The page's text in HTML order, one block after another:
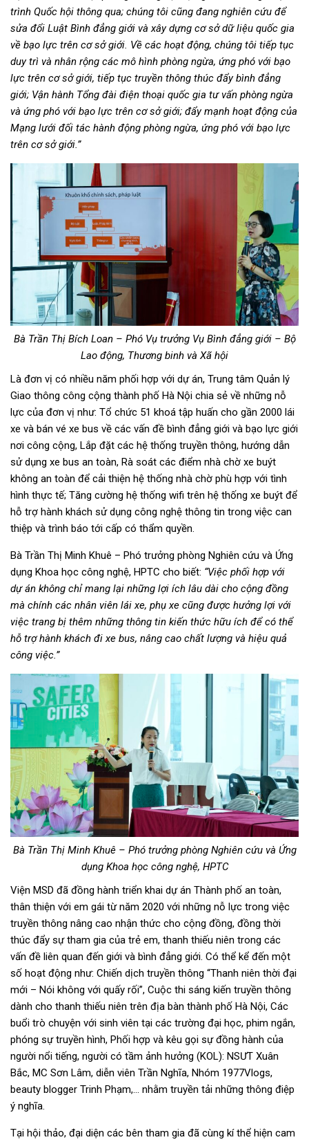
trình Quốc hội thông qua; chúng tôi cũng đang nghiên cứu để
sửa đổi Luật Bình đẳng giới và xây dựng cơ sở dữ liệu quốc gia
về bạo lực trên cơ sở giới. Về các hoạt động, chúng tôi tiếp tục
duy trì và nhân rộng các mô hình phòng ngừa, ứng phó với bạo
lực trên cơ sở giới, tiếp tục truyền thông thúc đẩy bình đẳng
giới; Vận hành Tổng đài điện thoại quốc gia tư vấn phòng ngừa
và ứng phó với bạo lực trên cơ sở giới; đẩy mạnh hoạt động của
Mạng lưới đối tác hành động phòng ngừa, ứng phó với bạo lực
trên cơ sở giới.”
Bà Trần Thị Bích Loan – Phó Vụ trưởng Vụ Bình đẳng giới – Bộ
Lao động, Thương binh và Xã hội
Là đơn vị có nhiều năm phối hợp với dự án, Trung tâm Quản lý
Giao thông công cộng thành phố Hà Nội chia sẻ về những nỗ
lực của đơn vị như: Tổ chức 51 khoá tập huấn cho gần 2000 lái
xe và bán vé xe bus về các vấn đề bình đẳng giới và bạo lực giới
nơi công cộng, Lắp đặt các hệ thống truyền thông, hướng dẫn
sử dụng xe bus an toàn, Rà soát các điểm nhà chờ xe buýt
không an toàn để cải thiện hệ thống nhà chờ phù hợp với tình
hình thực tế; Tăng cường hệ thống wifi trên hệ thống xe buýt để
hỗ trợ hành khách sử dụng công nghệ thông tin trong việc can
thiệp và trình báo tới cấp có thẩm quyền.
Bà Trần Thị Minh Khuê – Phó trưởng phòng Nghiên cứu và Ứng
dụng Khoa học công nghệ, HPTC cho biết: “Việc phối hợp với
dự án không chỉ mang lại những lợi ích lâu dài cho cộng đồng
mà chính các nhân viên lái xe, phụ xe cũng được hưởng lợi với
việc trang bị thêm những thông tin kiến thức hữu ích để có thể
hỗ trợ hành khách đi xe bus, nâng cao chất lượng và hiệu quả
công việc.”
Bà Trần Thị Minh Khuê – Phó trưởng phòng Nghiên cứu và Ứng
dụng Khoa học công nghệ, HPTC
Viện MSD đã đồng hành triển khai dự án Thành phố an toàn,
thân thiện với em gái từ năm 2020 với những nỗ lực trong việc
truyền thông nâng cao nhận thức cho cộng đồng, đồng thời
thúc đẩy sự tham gia của trẻ em, thanh thiếu niên trong các
vấn đề liên quan đến giới và bình đẳng giới. Có thể kể đến một
số hoạt động như: Chiến dịch truyền thông “Thanh niên thời đại
mới – Nói không với quấy rối”, Cuộc thi sáng kiến truyền thông
dành cho thanh thiếu niên trên địa bàn thành phố Hà Nội, Các
buổi trò chuyện với sinh viên tại các trường đại học, phim ngắn,
phóng sự truyền hình, Phối hợp và kêu gọi sự đồng hành của
người nổi tiếng, người có tầm ảnh hưởng (KOL): NSƯT Xuân
Bắc, MC Sơn Lâm, diễn viên Trần Nghĩa, Nhóm 1977Vlogs,
beauty blogger Trinh Phạm,… nhằm truyền tải những thông điệp
ý nghĩa.
Tại hội thảo, đại diện các bên tham gia đã cùng kí thể hiện cam